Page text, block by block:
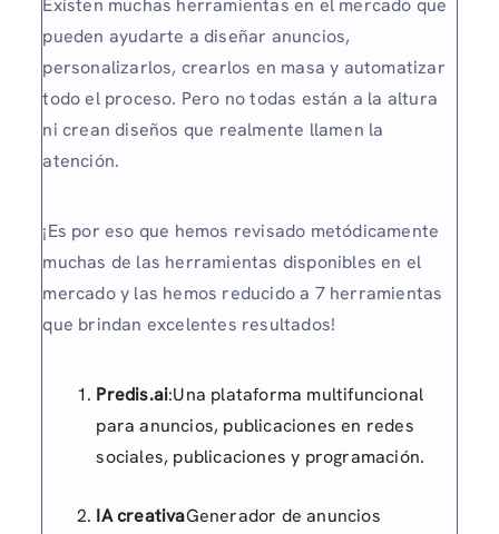
pueden ayudarte a diseñar anuncios,
personalizarlos, crearlos en masa y automatizar
todo el proceso. Pero no todas están a la altura
ni crean diseños que realmente llamen la
atención.
¡Es por eso que hemos revisado metódicamente
muchas de las herramientas disponibles en el
mercado y las hemos reducido a 7 herramientas
que brindan excelentes resultados!
Predis.ai:Una plataforma multifuncional
para anuncios, publicaciones en redes
sociales, publicaciones y programación.
IA creativaGenerador de anuncios